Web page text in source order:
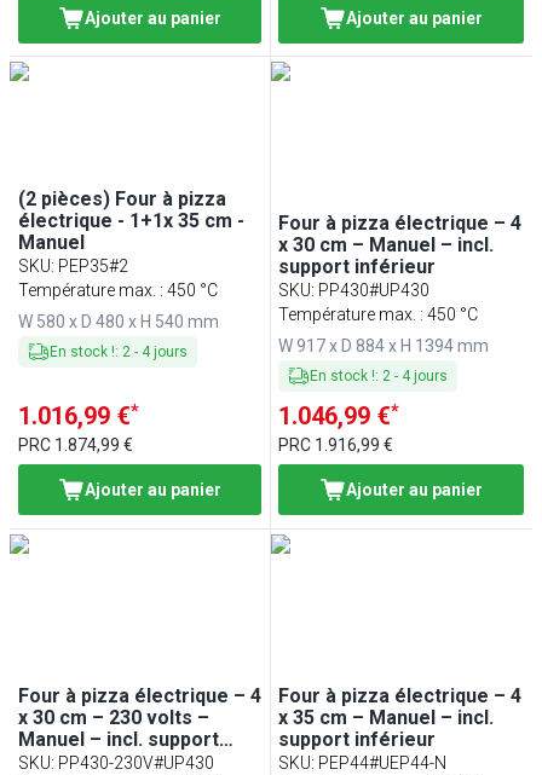
Ajouter au panier Ajouter au panier
(2 pièces) Four à pizza
électrique - 1+1x 35 cm -
Manuel
SKU: PEP35#2
Température max. : 450 °C
W 580 x D 480 x H 540 mm
En stock !: 2- 4 jours
1.016,99 €*
PRC 1.874,99 €
Ajouter au panier
Four à pizza électrique – 4
x 30 cm – Manuel – incl.
support inférieur
SKU: PP430#UP430
Température max. : 450 °C
W 917 x D 884 x H 1394 mm
En stock !: 2 - 4 jours
1.046,99 €*
PRC 1.916,99 €
Ajouter au panier
Four à pizza électrique – 4
x 30 cm – 230 volts –
Manuel – incl. support
inférieur
SKU: PP430-230V#UP430
Four à pizza électrique – 4
x 35 cm – Manuel – incl.
support inférieur
SKU: PEP44#UEP44-N